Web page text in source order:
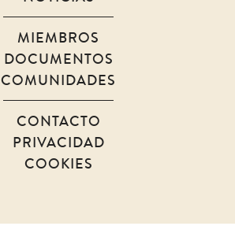
MIEMBROS
DOCUMENTOS
COMUNIDADES
CONTACTO
PRIVACIDAD
COOKIES